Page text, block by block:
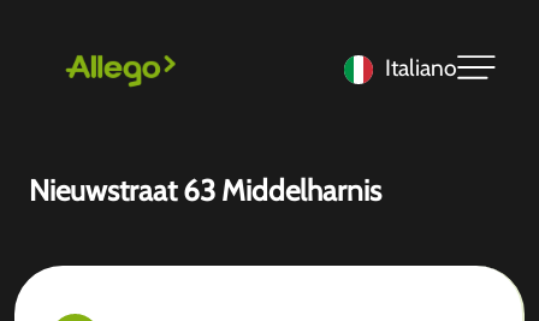
Italiano
Nieuwstraat 63 Middelharnis